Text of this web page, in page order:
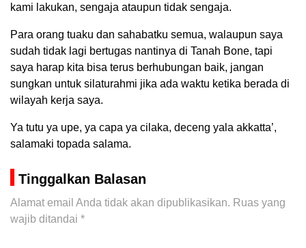
kami lakukan, sengaja ataupun tidak sengaja.
Para orang tuaku dan sahabatku semua, walaupun saya
sudah tidak lagi bertugas nantinya di Tanah Bone, tapi
saya harap kita bisa terus berhubungan baik, jangan
sungkan untuk silaturahmi jika ada waktu ketika berada di
wilayah kerja saya.
Ya tutu ya upe, ya capa ya cilaka, deceng yala akkatta’,
salamaki topada salama.
Tinggalkan Balasan
Alamat email Anda tidak akan dipublikasikan. Ruas yang
wajib ditandai *